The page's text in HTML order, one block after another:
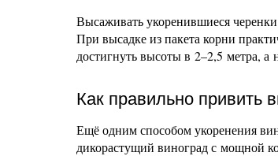
Высаживать укоренившиеся
При высадке из пакета корни
достигнуть высоты в 2–2,5 метра,
Как правильно привить
Ещё одним способом укоренения
дикорастущий виноград с мощной